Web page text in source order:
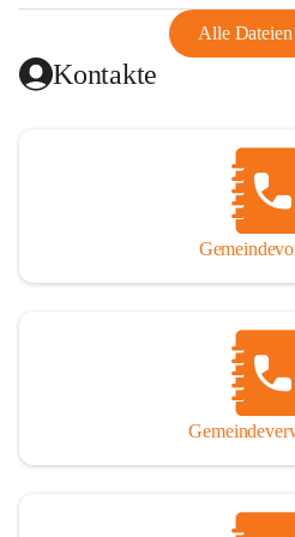
Aus diesem Grund war die
Schmuggel zu betreiben. Es kam
Überfällen und Schießereien.
wirtschaftlich ging es bergauf.
1926. Es folgten Arbeitslosigkeit,
Unanbringlichkeit von
Anschluss an das Deutsche
Weltkrieg ausbrach, schwang
26 Männer an der Front, weitere
Von 1971 bis 1991 gehörte
Ollersdorf. Durch den Einsatz
wurde Wörterberg 1991 wieder
Die Gemeinde liegt im
Alle Dateien
Kontakte